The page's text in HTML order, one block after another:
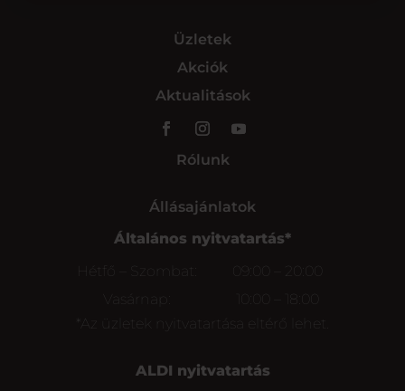
Üzletek
Akciók
Aktualitások
Rólunk
Állásajánlatok
Általános nyitvatartás*
Hétfő – Szombat:
09:00 – 20:00
Vasárnap:
*Az üzletek nyitvatartása eltérő lehet.
ALDI nyitvatartás